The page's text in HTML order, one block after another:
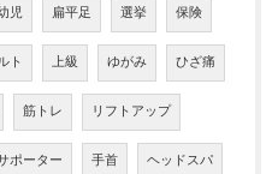
児 扁平足 選挙 保険
ト 上級 ゆがみ ひざ痛
筋トレ リフトアップ
ポーター 手首 ヘッドスパ